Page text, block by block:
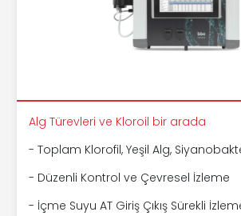
Alg Türevleri ve Kloroil bir arada
- Toplam Klorofil, Yeşil Alg,
- Düzenli Kontrol ve Çevresel İzleme
- İçme Suyu AT Giriş Çıkış Sürekli